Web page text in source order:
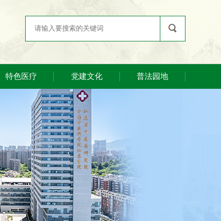
特色医疗 党建文化 普法园地